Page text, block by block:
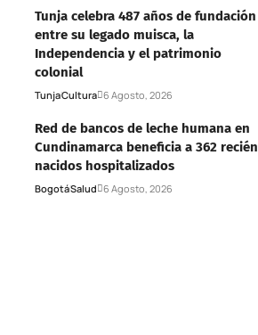
Tunja celebra 487 años de fundación
entre su legado muisca, la
Independencia y el patrimonio
colonial
TunjaCultura 6 Agosto, 2026
Red de bancos de leche humana en
Cundinamarca beneficia a 362 recién
nacidos hospitalizados
BogotáSalud 6 Agosto, 2026